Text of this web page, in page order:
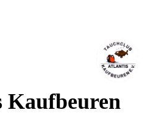
Kaufbeuren